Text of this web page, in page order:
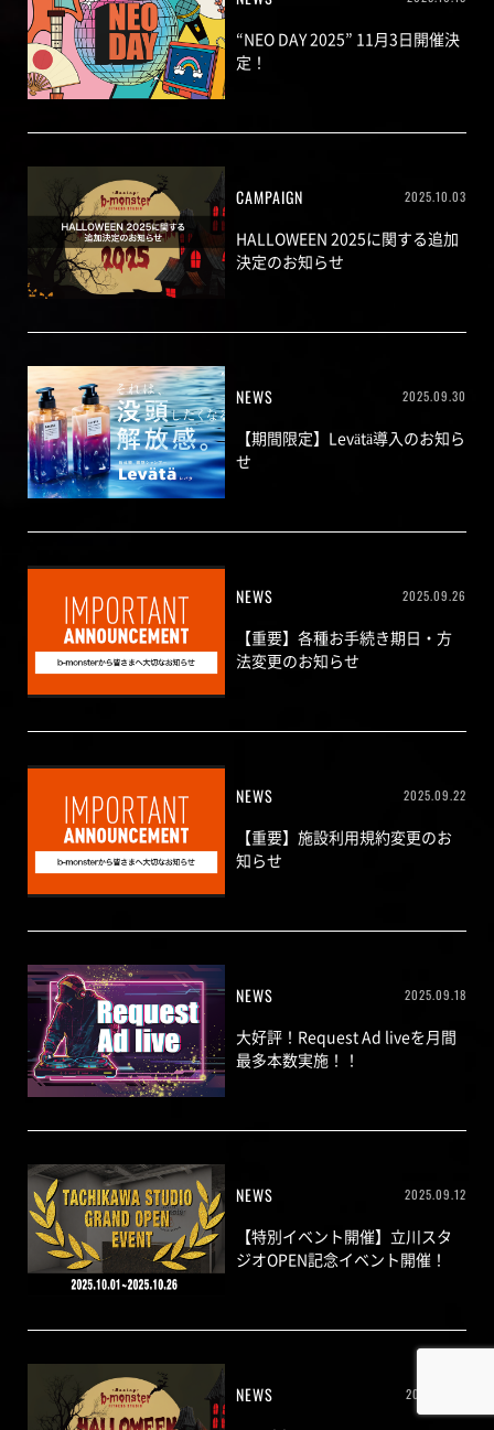
“NEO DAY 2025” 11月3日開催決
定！
CAMPAIGN 2025.10.03
HALLOWEEN 2025に関する追加
決定のお知らせ
NEWS 2025.09.30
【期間限定】Levätä導入のお知ら
せ
NEWS 2025.09.26
【重要】各種お手続き期日・方
法変更のお知らせ
NEWS 2025.09.22
【重要】施設利用規約変更のお
知らせ
NEWS 2025.09.18
大好評！Request Ad liveを月間
最多本数実施！！
NEWS 2025.09.12
【特別イベント開催】立川スタ
ジオOPEN記念イベント開催！
NEWS 2025.09.11